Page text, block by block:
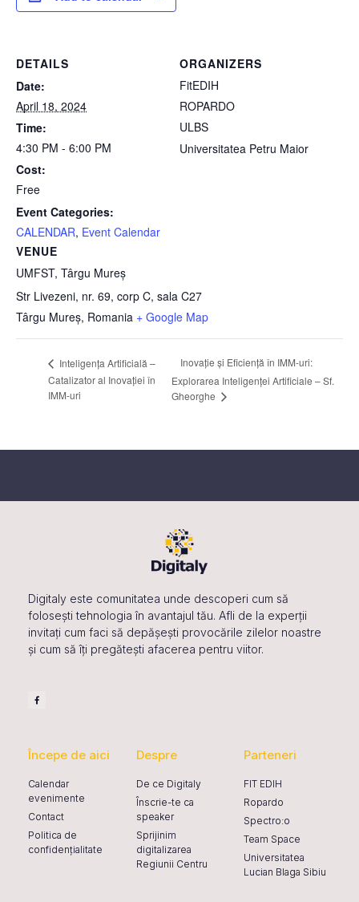
DETAILS
Date:
April 18, 2024
Time:
4:30 PM - 6:00 PM
Cost:
Free
Event Categories:
CALENDAR, Event Calendar
VENUE
UMFST, Târgu Mureș
Str Livezeni, nr. 69, corp C, sala C27
Târgu Mureș, Romania + Google Map
ORGANIZERS
FitEDIH
ROPARDO
ULBS
Universitatea Petru Maior
Inteligența Artificială –
Catalizator al Inovației în
IMM-uri
Inovație și Eficiență în IMM-uri:
Explorarea Inteligenței Artificiale – Sf.
Gheorghe
Digitaly este comunitatea unde descoperi cum să
folosești tehnologia în avantajul tău. Afli de la experții
invitați cum faci să depășești provocările zilelor noastre
și cum să îți pregătești afacerea pentru viitor.
Începe de aici
Calendar
evenimente
Contact
Politica de
confidențialitate
Despre
De ce Digitaly
Înscrie-te ca
speaker
Sprijinim
digitalizarea
Regiunii Centru
Parteneri
FIT EDIH
Ropardo
Spectro:o
Team Space
Universitatea
Lucian Blaga Sibiu